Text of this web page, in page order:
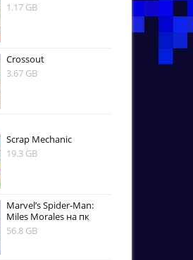
1.17 GB
Crossout
3.67 GB
Scrap Mechanic
19.3 GB
Marvel’s Spider-Man:
Miles Morales на пк
56.8 GB